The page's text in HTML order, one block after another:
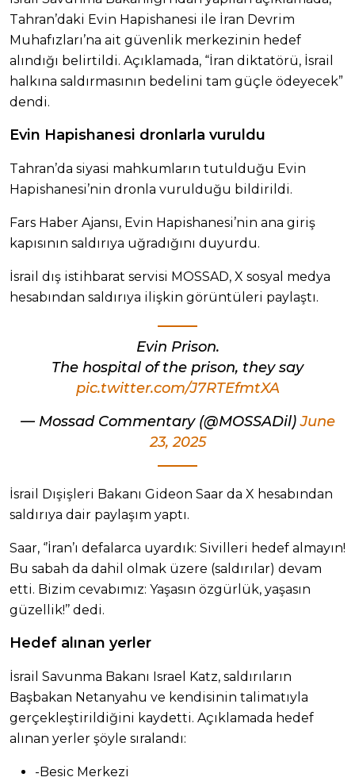
Tahran’daki Evin Hapishanesi ile İran Devrim
Muhafızları’na ait güvenlik merkezinin hedef
alındığı belirtildi. Açıklamada, “İran diktatörü, İsrail
halkına saldırmasının bedelini tam güçle ödeyecek”
dendi.
Evin Hapishanesi dronlarla vuruldu
Tahran’da siyasi mahkumların tutulduğu Evin
Hapishanesi’nin dronla vurulduğu bildirildi.
Fars Haber Ajansı, Evin Hapishanesi’nin ana giriş
kapısının saldırıya uğradığını duyurdu.
İsrail dış istihbarat servisi MOSSAD, X sosyal medya
hesabından saldırıya ilişkin görüntüleri paylaştı.
Evin Prison.
The hospital of the prison, they say
pic.twitter.com/J7RTEfmtXA
— Mossad Commentary (@MOSSADil)June
23, 2025
İsrail Dışişleri Bakanı Gideon Saar da X hesabından
saldırıya dair paylaşım yaptı.
Saar, ‘’İran’ı defalarca uyardık: Sivilleri hedef almayın!
Bu sabah da dahil olmak üzere (saldırılar) devam
etti. Bizim cevabımız: Yaşasın özgürlük, yaşasın
güzellik!’’ dedi.
Hedef alınan yerler
İsrail Savunma Bakanı Israel Katz, saldırıların
Başbakan Netanyahu ve kendisinin talimatıyla
gerçekleştirildiğini kaydetti. Açıklamada hedef
alınan yerler şöyle sıralandı:
-Besic Merkezi